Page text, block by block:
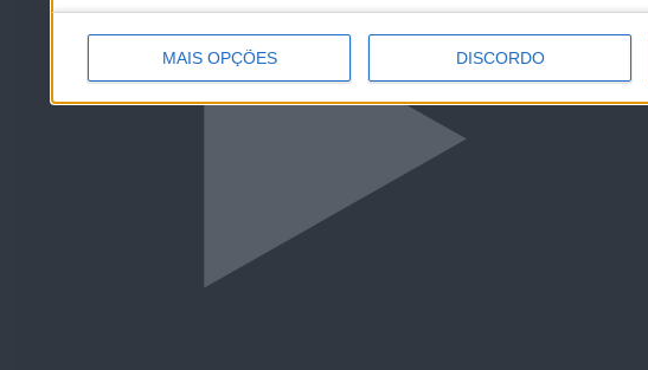
MAIS OPÇÕES DISCORDO